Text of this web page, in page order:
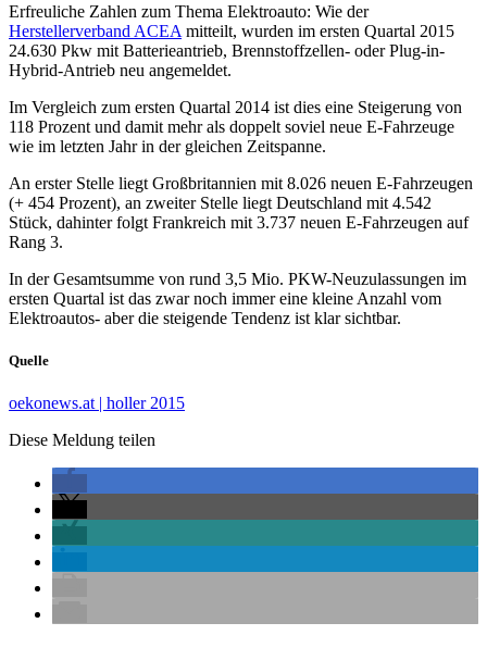
Erfreuliche Zahlen zum Thema Elektroauto: Wie der
Herstellerverband ACEA mitteilt, wurden im ersten Quartal 2015
24.630 Pkw mit Batterieantrieb, Brennstoffzellen- oder Plug-in-
Hybrid-Antrieb neu angemeldet.
Im Vergleich zum ersten Quartal 2014 ist dies eine Steigerung von
118 Prozent und damit mehr als doppelt soviel neue E-Fahrzeuge
wie im letzten Jahr in der gleichen Zeitspanne.
An erster Stelle liegt Großbritannien mit 8.026 neuen E-Fahrzeugen
(+ 454 Prozent), an zweiter Stelle liegt Deutschland mit 4.542
Stück, dahinter folgt Frankreich mit 3.737 neuen E-Fahrzeugen auf
Rang 3.
In der Gesamtsumme von rund 3,5 Mio. PKW-Neuzulassungen im
ersten Quartal ist das zwar noch immer eine kleine Anzahl vom
Elektroautos- aber die steigende Tendenz ist klar sichtbar.
Quelle
oekonews.at | holler 2015
Diese Meldung teilen